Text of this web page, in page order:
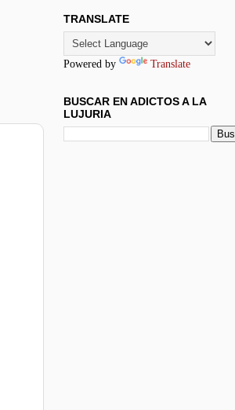
TRANSLATE
Powered by Translate
BUSCAR EN ADICTOS A LA
LUJURIA